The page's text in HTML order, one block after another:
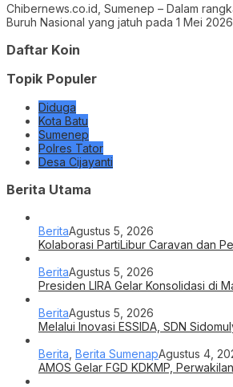
Chibernews.co.id, Sumenep – Dalam
Buruh Nasional yang jatuh pada 1 Mei
Daftar Koin
Topik Populer
Diduga
Kota Batu
Sumenep
Polres Tator
Desa Cijayanti
Berita Utama
BeritaAgustus 5, 2026
Kolaborasi PartiLibur Caravan dan
BeritaAgustus 5, 2026
Presiden LIRA Gelar Konsolidasi di
BeritaAgustus 5, 2026
Melalui Inovasi ESSIDA, SDN
Berita Berita SumenapAgustus 4,
AMOS Gelar FGD KDKMP,